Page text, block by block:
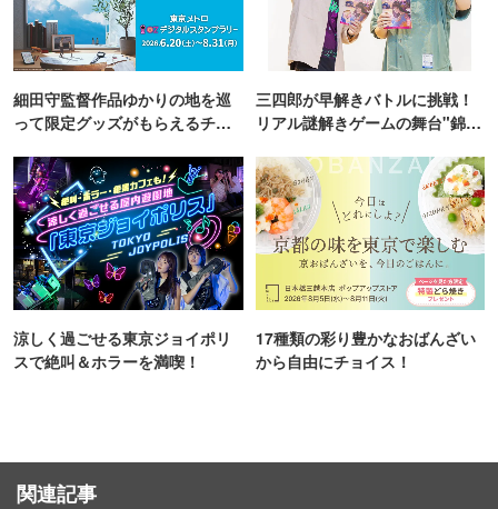
細田守監督作品ゆかりの地を巡
って限定グッズがもらえるチャ
三四郎が早解きバトルに挑戦！
リアル謎解きゲームの舞台"錦糸
涼しく過ごせる東京ジョイポリ
スで絶叫＆ホラーを満喫！
17種類の彩り豊かなおばんざい
から自由にチョイス！
関連記事